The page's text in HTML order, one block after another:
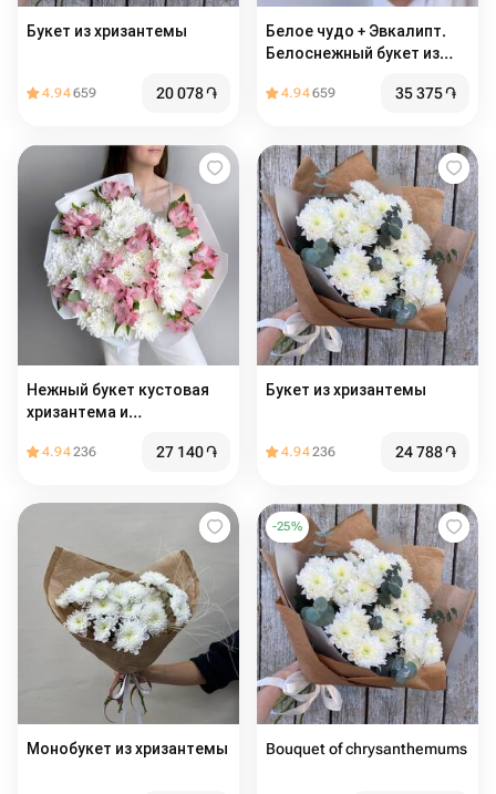
Букет из хризантемы
4.94659 20 078֏
Белое чудо + Эвкалипт.
Белоснежный букет из
Пионовидных Кустовых
4.94659 35 375֏
Нежный букет кустовая
хризантема и
4.94236 27 140֏
Букет из хризантемы
4.94236 24 788֏
Монобукет из хризантемы
-25%
Bouquet of chrysanthemums